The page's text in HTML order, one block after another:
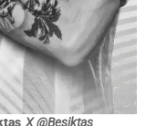
X @Besiktas